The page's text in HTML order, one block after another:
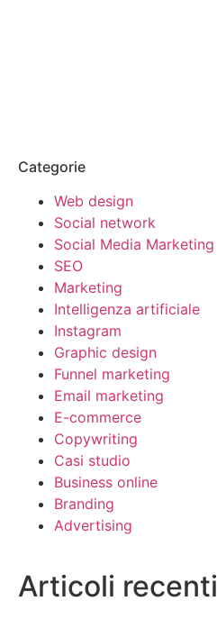
Categorie
Web design
Social network
Social Media Marketing
SEO
Marketing
Intelligenza artificiale
Instagram
Graphic design
Funnel marketing
Email marketing
E-commerce
Copywriting
Casi studio
Business online
Branding
Advertising
Articoli recenti